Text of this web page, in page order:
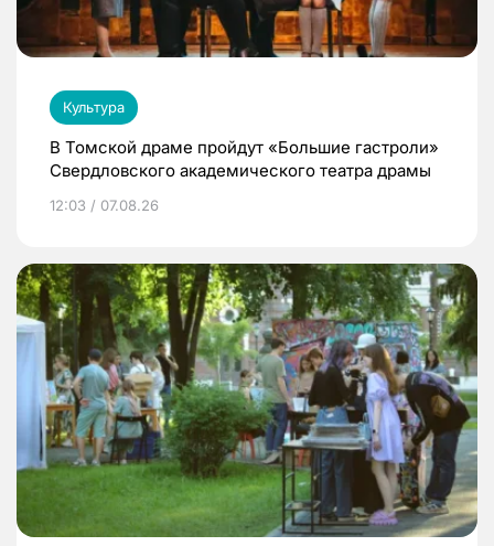
Культура
В Томской драме пройдут «Большие гастроли»
Свердловского академического театра драмы
12:03 / 07.08.26